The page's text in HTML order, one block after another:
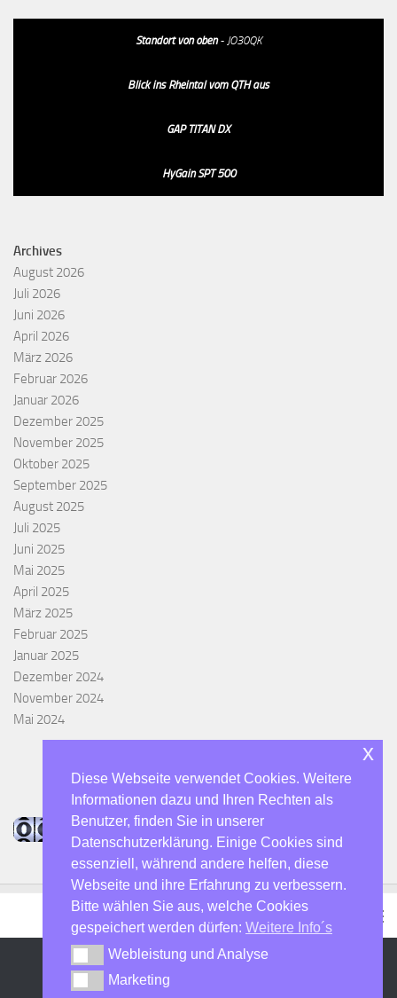
Standort von oben- JO30QK
Blick ins Rheintal vom QTH aus
GAP TITAN DX
HyGain SPT 500
Archives
August 2026
Juli 2026
Juni 2026
April 2026
März 2026
Februar 2026
Januar 2026
Dezember 2025
November 2025
Oktober 2025
September 2025
August 2025
Juli 2025
Juni 2025
Mai 2025
April 2025
März 2025
Februar 2025
Januar 2025
Dezember 2024
November 2024
Mai 2024
DO7SHN - Der Hulti :-) © 2026. Alle Rechte vorbehalten.
Diese Webseite verwendet Cookies. Weitere
Informationen dazu und Ihren Rechten als
Benutzer, finden Sie in unserer
Datenschutzerklärung. Einige Cookies sind
essenziell, während andere helfen, diese
Webseite und ihre Erfahrung zu verbessern.
Bitte wählen Sie aus, welche Cookies
gespeichert werden dürfen: Weitere Info´s
Webleistung und Analyse
Webleistung und Analyse
MarketingMarketing
x